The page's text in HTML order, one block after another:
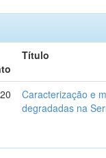
Título
Caracterização e
degradadas na